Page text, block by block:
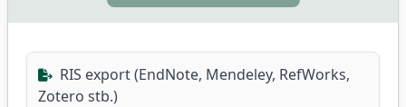
RIS export (EndNote, Mendeley, RefWorks,
Zotero stb.)